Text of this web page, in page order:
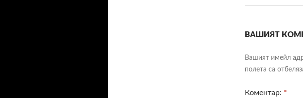
ВАШИЯТ
Вашият имейл
полета са
Коментар: *